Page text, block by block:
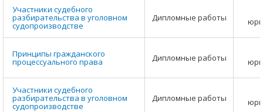
Участники судебного
разбирательства в уголовном
судопроизводстве
Дипломные работы
Принципы гражданского
процессуального права Дипломные работы
Участники судебного
разбирательства в уголовном
судопроизводстве
Дипломные работы